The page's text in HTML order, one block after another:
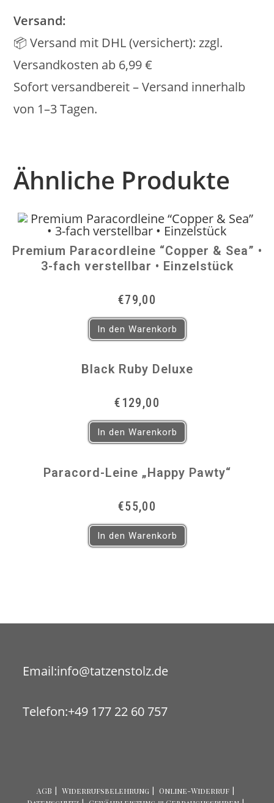
Versand:
📦 Versand mit DHL (versichert): zzgl.
Versandkosten ab 6,99 €
Sofort versandbereit – Versand innerhalb
von 1–3 Tagen.
Ähnliche Produkte
Premium Paracordleine “Copper & Sea” •
3-fach verstellbar • Einzelstück
€79,00
In den Warenkorb
Black Ruby Deluxe
€ 129,00
In den Warenkorb
Paracord-Leine „Happy Pawty“
€55,00
In den Warenkorb
Email:info@tatzenstolz.de
Telefon:+49 177 22 60 757
AGB Widerrufsbelehrung
Online-Widerruf